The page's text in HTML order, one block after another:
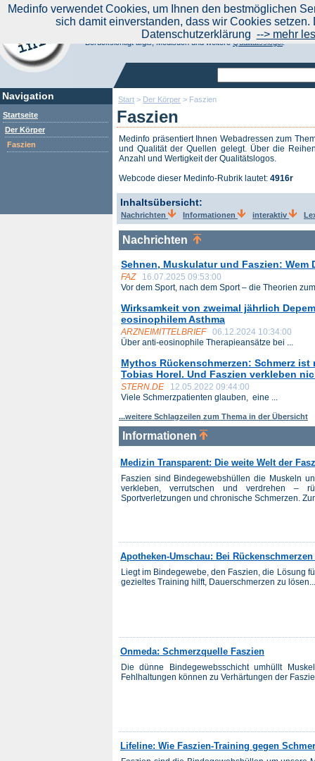
Start > Der Körper > Faszien
Faszien
Medinfo präsentiert Ihnen Webadressen zum
und Qualität der Quellen gelegt. Über die
Anzahl und Wertigkeit der Qualitätslogos.
Webcode dieser Medinfo-Rubrik lautet: 4916r
Inhaltsübersicht:
Nachrichten Informationen interaktiv
Nachrichten
Sehnen, Muskulatur und Faszien:
FAZ
16.07.2025 09:53:00
Vor dem Sport, nach dem Sport – die Theorien
Wirksamkeit von zweimal jährlich
eosinophilem Asthma
ARZNEIMITTELBRIEF
06.12.2024 10:34:00
Über anti-eosinophile Therapieansätze bei ...
Mythos Rückenschmerzen: Schmerz
Tobias Horel. Und Faszien verkleben
STERN.DE
12.05.2022 09:44:00
Viele Schmerzpatienten glauben, eine ...
...weitere Schlagzeilen zum Thema in der Übersicht
Informationen
Medizin Transparent: Die weite Welt der
Faszien sind Bindegewebshüllen die Muskeln
verkleben, verrutschen und verdrehen –
Sportverletzungen und chronische Schmerzen.
Apotheken-Umschau: Bei
Liegt im Bindegewebe, den Faszien, die Lösung
gezieltes Training hilft, Dauerschmerzen zu lösen...
Onmeda: Schmerzquelle Faszien
Die dünne Bindegewebsschicht umhüllt
Fehlhaltungen können zu Verhärtungen der
Lifeline: Wie Faszien-Training gegen
Navigation
Startseite
Der Körper
Faszien
Aktuelle Nachrichten|
Suchen Sie noch oder Finden Sie schon?
Medinfo.de - Meta-Portal für Gesundheitsthemen
Berücksichtigt afgis, Medisuch und weitereQualitätssiegel.
Medinfo verwendet Cookies, um Ihnen den bestmöglichen
sich damit einverstanden, dass wir Cookies
Datenschutzerklärung --> mehr